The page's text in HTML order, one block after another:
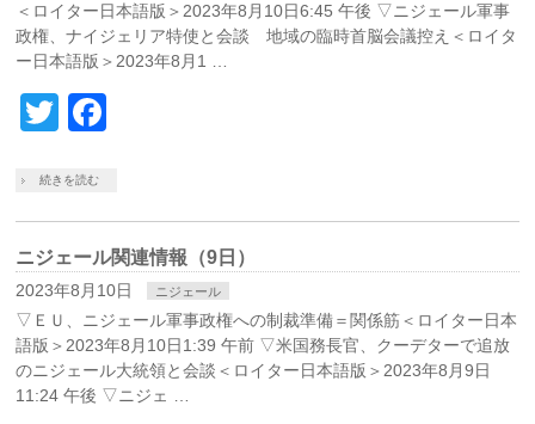
＜ロイター日本語版＞2023年8月10日6:45 午後 ▽ニジェール軍事
政権、ナイジェリア特使と会談 地域の臨時首脳会議控え＜ロイタ
ー日本語版＞2023年8月1 …
Twitter
続きを読む
ニジェール関連情報（9日）
2023年8月10日 ニジェール
▽ＥＵ、ニジェール軍事政権への制裁準備＝関係筋＜ロイター日本
語版＞2023年8月10日1:39 午前 ▽米国務長官、クーデターで追放
のニジェール大統領と会談＜ロイター日本語版＞2023年8月9日
11:24 午後 ▽ニジェ …